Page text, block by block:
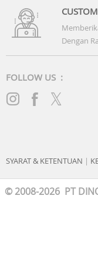
Dengan
FOLLOW US :
SYARAT & KETENTUAN |
© 2008-2026 PT